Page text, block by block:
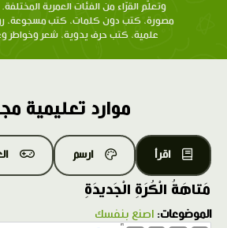
وتعلّم القرّاء من الفئات العمرية
مصورة، كتب دون كلمات، كتب مسجوعة،
علمية، كتب حرف يدوية، شعر وخواطر
موارد تعليمية
اقرأ ارسم
مَتاهَةُ الْكُرَةِ الْجَديدَةِ
الموضوعات: اصنع بنفسك